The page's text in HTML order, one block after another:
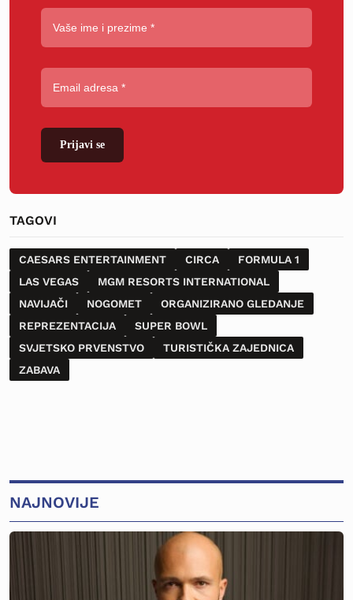
Prijavi se
TAGOVI
CAESARS ENTERTAINMENT CIRCA
FORMULA 1
LAS VEGAS
MGM RESORTS INTERNATIONAL
NAVIJAČI
NOGOMET
ORGANIZIRANO GLEDANJE
REPREZENTACIJA
SUPER BOWL
SVJETSKO PRVENSTVO
TURISTIČKA ZAJEDNICA
ZABAVA
NAJNOVIJE